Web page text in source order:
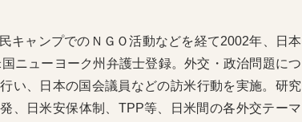
キャンプでのＮＧＯ活動などを経て2002年、日本
ニューヨーク州弁護士登録。外交・政治問題につ
い、日本の国会議員などの訪米行動を実施。研究
、日米安保体制、TPP等、日米間の各外交テーマ